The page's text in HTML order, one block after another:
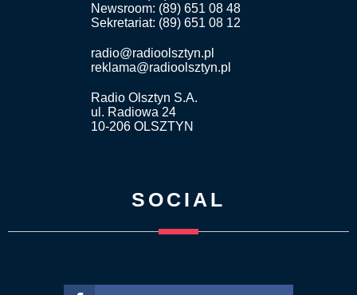
Newsroom: (89) 651 08 48
Sekretariat: (89) 651 08 12
radio@radioolsztyn.pl
reklama@radioolsztyn.pl
Radio Olsztyn S.A.
ul. Radiowa 24
10-206 OLSZTYN
SOCIAL